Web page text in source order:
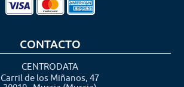
CONTACTO
CENTRODATA
Carril de los Miñanos, 47